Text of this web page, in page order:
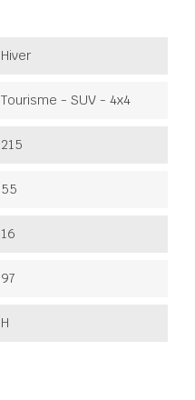
Hiver
Tourisme - SUV - 4x4
215
55
16
97
H